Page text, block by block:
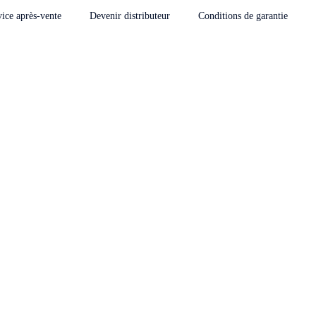
après-vente Devenir distributeur Conditions de garantie